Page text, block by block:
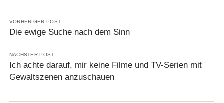
VORHERIGER POST
Die ewige Suche nach dem Sinn
NÄCHSTER POST
Ich achte darauf, mir keine Filme und TV-Serien mit
Gewaltszenen anzuschauen